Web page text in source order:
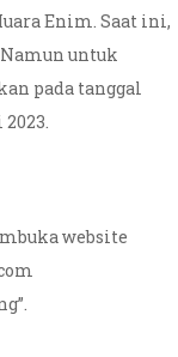
Enim. Saat ini,
untuk
pada tanggal
website